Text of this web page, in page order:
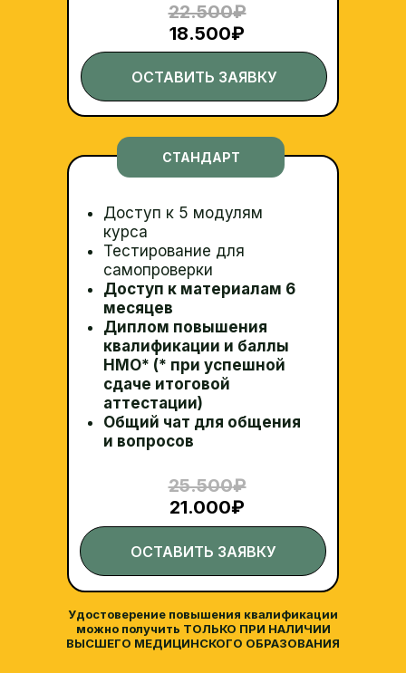
Доступ к 5 модулям
курса
Тестирование для
самопроверки
Доступ к материалам 6
месяцев
Диплом повышения
квалификации и баллы
НМО* (* при успешной
сдаче итоговой
аттестации)
Общий чат для общения
и вопросов
25.500₽
21.000₽
СТАНДАРТ
ОСТАВИТЬ ЗАЯВКУ
22.500₽
18.500₽
ОСТАВИТЬ ЗАЯВКУ
Удостоверение повышения квалификации
можно получить ТОЛЬКО ПРИ НАЛИЧИИ
ВЫСШЕГО МЕДИЦИНСКОГО ОБРАЗОВАНИЯ